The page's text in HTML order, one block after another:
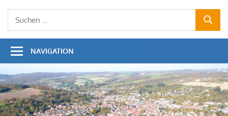
NAVIGATION